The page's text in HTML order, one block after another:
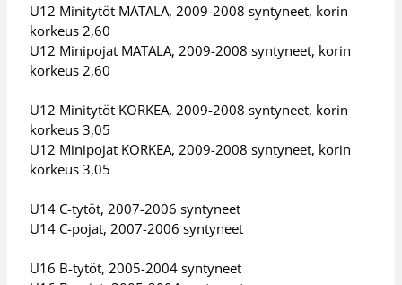
U12 Minitytöt MATALA, 2009-2008 syntyneet, korin
korkeus 2,60
U12 Minipojat MATALA, 2009-2008 syntyneet, korin
korkeus 2,60
U12 Minitytöt KORKEA, 2009-2008 syntyneet, korin
korkeus 3,05
U12 Minipojat KORKEA, 2009-2008 syntyneet, korin
korkeus 3,05
U14 C-tytöt, 2007-2006 syntyneet
U14 C-pojat, 2007-2006 syntyneet
U16 B-tytöt, 2005-2004 syntyneet